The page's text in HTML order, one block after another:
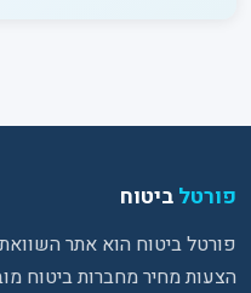
פורטל ביטוח
פורטל ביטוח הוא אתר